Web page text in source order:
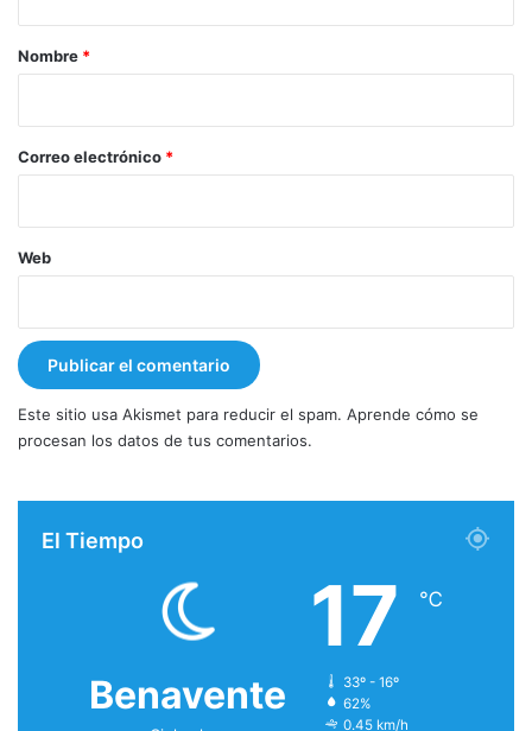
r
*
Nombre *
Correo electrónico *
Web
Este sitio usa Akismet para reducir el spam. Aprende cómo se
procesan los datos de tus comentarios.
El Tiempo
Benavente
17 ℃
33º - 16º
62%
0.45 km/h